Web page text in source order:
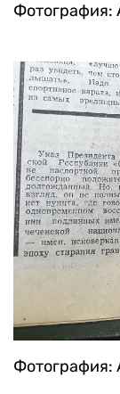
Фотография:
Фотография: